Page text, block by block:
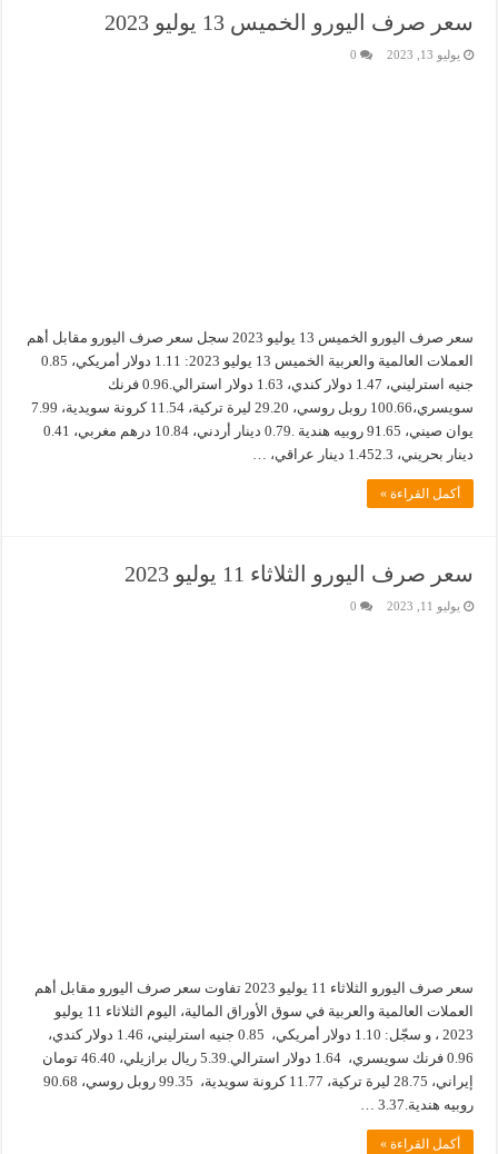
سعر صرف اليورو الخميس 13 يوليو 2023
يوليو 13, 2023 0
سعر صرف اليورو الخميس 13 يوليو 2023 سجل سعر صرف اليورو مقابل أهم
العملات العالمية والعربية الخميس 13 يوليو 2023: 1.11 دولار أمريكي، 0.85
جنيه استرليني، 1.47 دولار كندي، 1.63 دولار استرالي.0.96 فرنك
سويسري،100.66 روبل روسي، 29.20 ليرة تركية، 11.54 كرونة سويدية، 7.99
يوان صيني، 91.65 روبيه هندية .0.79 دينار أردني، 10.84 درهم مغربي، 0.41
دينار بحريني، 1.452.3 دينار عراقي، …
أكمل القراءة »
سعر صرف اليورو الثلاثاء 11 يوليو 2023
يوليو 11, 2023 0
سعر صرف اليورو الثلاثاء 11 يوليو 2023 تفاوت سعر صرف اليورو مقابل أهم
العملات العالمية والعربية في سوق الأوراق المالية، اليوم الثلاثاء 11 يوليو
2023 ، و سجّل: 1.10 دولار أمريكي، 0.85 جنيه استرليني، 1.46 دولار كندي،
0.96 فرنك سويسري، 1.64 دولار استرالي.5.39 ريال برازيلي، 46.40 تومان
إيراني، 28.75 ليرة تركية، 11.77 كرونة سويدية، 99.35 روبل روسي، 90.68
روبيه هندية.3.37 …
أكمل القراءة »